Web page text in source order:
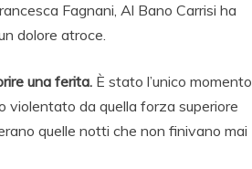
Fagnani, Al Bano Carrisi ha
dolore atroce.
una ferita. È stato l’unico momento
violentato da quella forza superiore
quelle notti che non finivano mai